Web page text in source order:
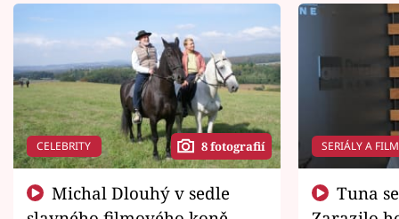
CELEBRITY 8 fotografií SERIÁLY A